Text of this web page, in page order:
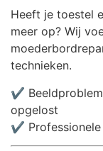
Heeft je toestel
meer op? Wij
technieken.
✔️
opgelost
✔️